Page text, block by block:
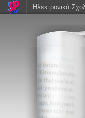
Ηλεκτρονικά